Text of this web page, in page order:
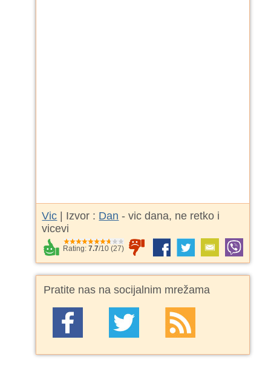
Vic | Izvor : Dan - vic dana, ne retko i
vicevi
Rating:7.7/10 (27)
Pratite nas na socijalnim mrežama